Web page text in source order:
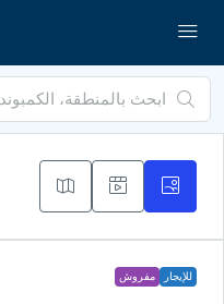
للإيجار مفروش